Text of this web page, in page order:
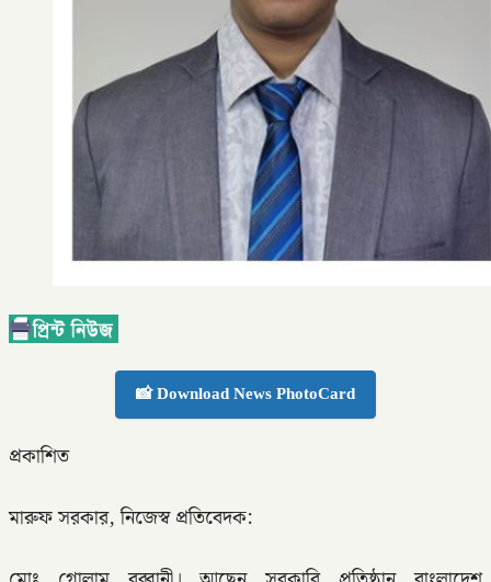
📸 Download News PhotoCard
প্রকাশিত
মারুফ সরকার, নিজেস্ব প্রতিবেদক: